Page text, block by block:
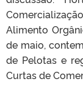
Alimento
de maio,
de Pelotas e
Curtas de